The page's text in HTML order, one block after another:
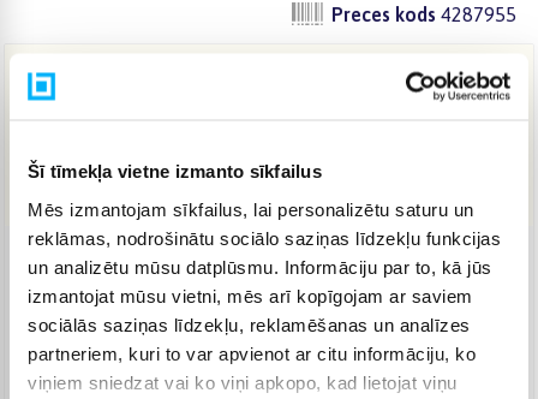
Šī tīmekļa vietne izmanto sīkfailus
Mēs izmantojam sīkfailus, lai personalizētu saturu un
reklāmas, nodrošinātu sociālo saziņas līdzekļu funkcijas
un analizētu mūsu datplūsmu. Informāciju par to, kā jūs
izmantojat mūsu vietni, mēs arī kopīgojam ar saviem
sociālās saziņas līdzekļu, reklamēšanas un analīzes
partneriem, kuri to var apvienot ar citu informāciju, ko
viņiem sniedzat vai ko viņi apkopo, kad lietojat viņu
Preces kods 4287955
16,31 €
IZPĀRDOTS
Venipak pakomāts (2,99 € )
Jautājiet
Venipak Kurjers 3,99 €
Apmaksā pilnu summu skaidrā naudā piegādes brīdī.
Jautājiet